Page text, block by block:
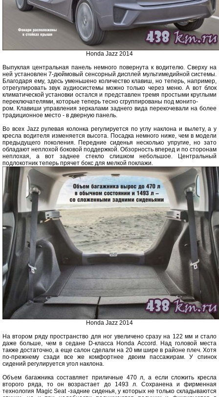
Honda Jazz 2014
Выпуклая центральная панель немного повернута к водителю. Сверху на
ней установлен 7-дюймовый сенсорный дисплей мультимедийной системы.
Благодаря ему, здесь уменьшено количество клавиш, но теперь, например,
отрегулировать звук аудиосистемы можно только через меню. А вот блок
климатической установки остался и представлен тремя простыми круглыми
переключателями, которые теперь тесно сгруппированы под монито-
ром. Клавиши управления зеркалами заднего вида перекочевали на более
традиционное место - в дверную панель.
Во всех Jazz рулевая колонка регулируется по углу наклона и вылету, а у
кресла водителя изменяется высота. Посадка немного ниже, чем в модели
предыдущего поколения. Передние сиденья несколько упругие, но зато
обладают неплохой боковой поддержкой. Обзорность вперед и по сторонам
неплохая, а вот заднее стекло слишком небольшое. Центральный
подлокотник теперь прячет бокс для мелкой поклажи.
Honda Jazz 2014
На втором ряду пространство для ног увеличено сразу на 122 мм и стало
даже больше, чем в седане D-класса Honda Accord. Над головой места
также достаточно, а еще салон сделали на 20 мм шире в районе плеч. Хотя
по-прежнему сзади все же комфортнее двоим пассажирам. У спинок
сидений регулируется угол наклона.
Объем багажника составляет приличные 470 л, а если сложить кресла
второго ряда, то он возрастает до 1493 л. Сохранена и фирменная
технология Magic Seat -задние сиденья, у которых не только складываются